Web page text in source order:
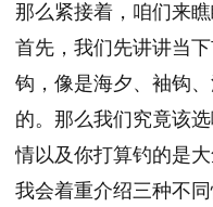
那么紧接着，咱们来
首先，我们先讲讲当
钩，像是海夕、袖钩
的。那么我们究竟该
情以及你打算钓的是
我会着重介绍三种不同